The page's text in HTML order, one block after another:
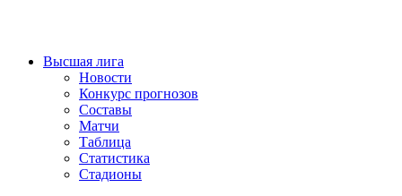
Высшая лига
Новости
Конкурс прогнозов
Составы
Матчи
Таблица
Статистика
Стадионы